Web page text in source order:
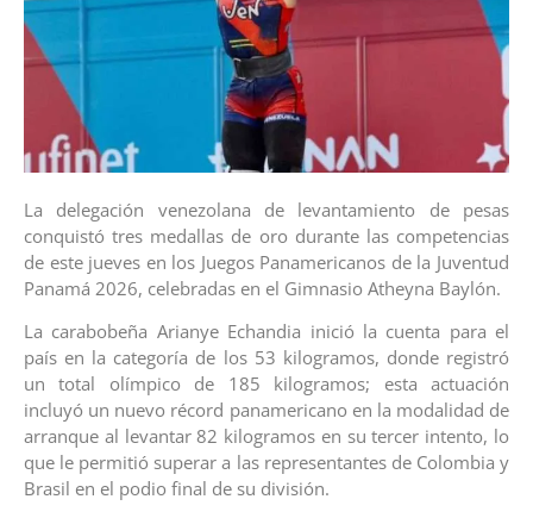
La delegación venezolana de levantamiento de pesas
conquistó tres medallas de oro durante las competencias
de este jueves en los Juegos Panamericanos de la Juventud
Panamá 2026, celebradas en el Gimnasio Atheyna Baylón.
La carabobeña Arianye Echandia inició la cuenta para el
país en la categoría de los 53 kilogramos, donde registró
un total olímpico de 185 kilogramos; esta actuación
incluyó un nuevo récord panamericano en la modalidad de
arranque al levantar 82 kilogramos en su tercer intento, lo
que le permitió superar a las representantes de Colombia y
Brasil en el podio final de su división.